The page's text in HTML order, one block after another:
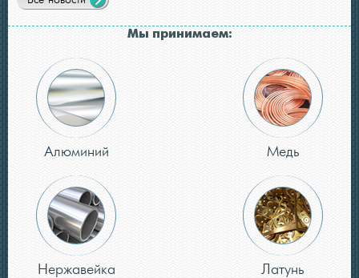
Мы принимаем:
Алюминий Медь
Нержавейка Латунь